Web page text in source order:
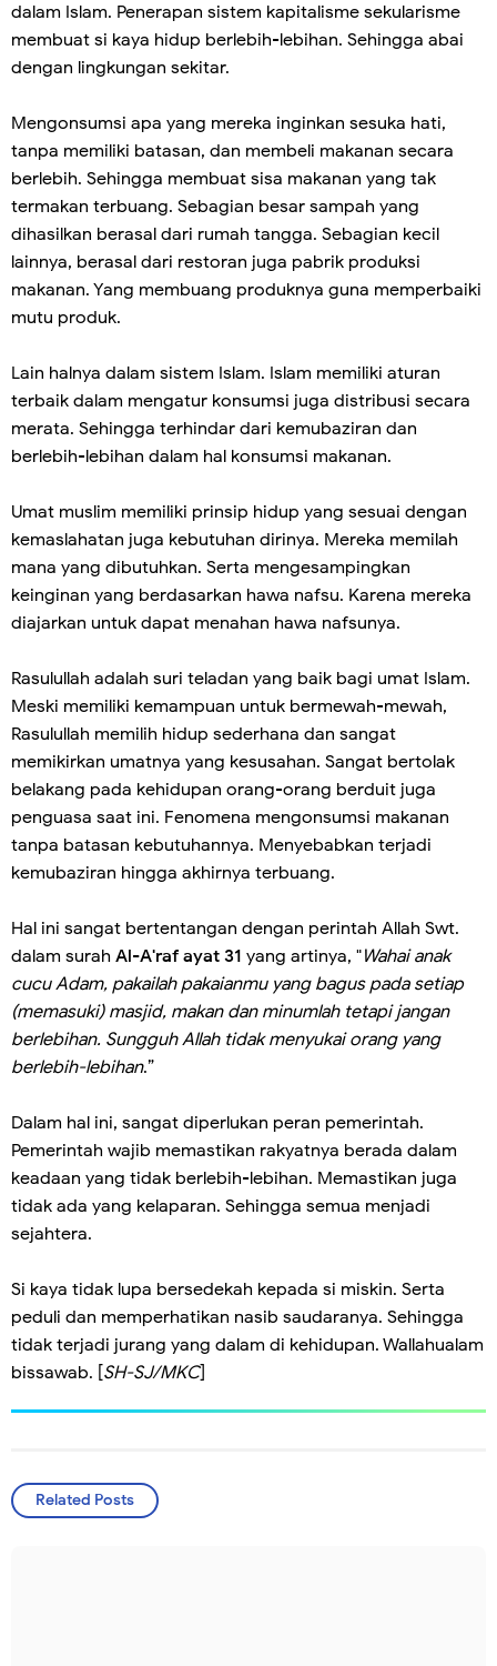
dalam Islam. Penerapan sistem kapitalisme sekularisme
membuat si kaya hidup berlebih-lebihan. Sehingga abai
dengan lingkungan sekitar.
Mengonsumsi apa yang mereka inginkan sesuka hati,
tanpa memiliki batasan, dan membeli makanan secara
berlebih. Sehingga membuat sisa makanan yang tak
termakan terbuang. Sebagian besar sampah yang
dihasilkan berasal dari rumah tangga. Sebagian kecil
lainnya, berasal dari restoran juga pabrik produksi
makanan. Yang membuang produknya guna memperbaiki
mutu produk.
Lain halnya dalam sistem Islam. Islam memiliki aturan
terbaik dalam mengatur konsumsi juga distribusi secara
merata. Sehingga terhindar dari kemubaziran dan
berlebih-lebihan dalam hal konsumsi makanan.
Umat muslim memiliki prinsip hidup yang sesuai dengan
kemaslahatan juga kebutuhan dirinya. Mereka memilah
mana yang dibutuhkan. Serta mengesampingkan
keinginan yang berdasarkan hawa nafsu. Karena mereka
diajarkan untuk dapat menahan hawa nafsunya.
Rasulullah adalah suri teladan yang baik bagi umat Islam.
Meski memiliki kemampuan untuk bermewah-mewah,
Rasulullah memilih hidup sederhana dan sangat
memikirkan umatnya yang kesusahan. Sangat bertolak
belakang pada kehidupan orang-orang berduit juga
penguasa saat ini. Fenomena mengonsumsi makanan
tanpa batasan kebutuhannya. Menyebabkan terjadi
kemubaziran hingga akhirnya terbuang.
Hal ini sangat bertentangan dengan perintah Allah Swt.
dalam surah Al-A'raf ayat 31 yang artinya, "Wahai anak
cucu Adam, pakailah pakaianmu yang bagus pada setiap
(memasuki) masjid, makan dan minumlah tetapi jangan
berlebihan. Sungguh Allah tidak menyukai orang yang
berlebih-lebihan.”
Dalam hal ini, sangat diperlukan peran pemerintah.
Pemerintah wajib memastikan rakyatnya berada dalam
keadaan yang tidak berlebih-lebihan. Memastikan juga
tidak ada yang kelaparan. Sehingga semua menjadi
sejahtera.
Si kaya tidak lupa bersedekah kepada si miskin. Serta
peduli dan memperhatikan nasib saudaranya. Sehingga
tidak terjadi jurang yang dalam di kehidupan. Wallahualam
bissawab. [SH-SJ/MKC]
Related Posts